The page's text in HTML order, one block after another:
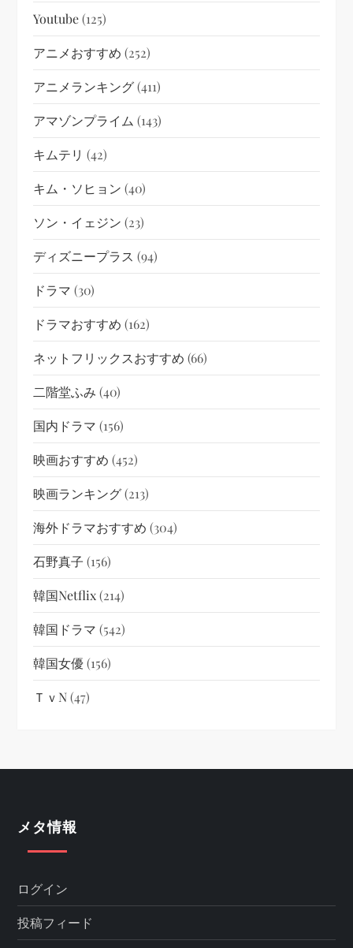
Youtube(125)
アニメおすすめ (252)
アニメランキング(411)
アマゾンプライム (143)
キムテリ (42)
キム・ソヒョン (40)
ソン・イェジン (23)
ディズニープラス (94)
ドラマ (30)
ドラマおすすめ (162)
ネットフリックスおすすめ (66)
二階堂ふみ (40)
国内ドラマ (156)
映画おすすめ (452)
映画ランキング(213)
海外ドラマおすすめ (304)
石野真子 (156)
韓国netflix(214)
韓国ドラマ (542)
韓国女優(156)
ＴｖN(47)
メタ情報
ログイン
投稿フィード